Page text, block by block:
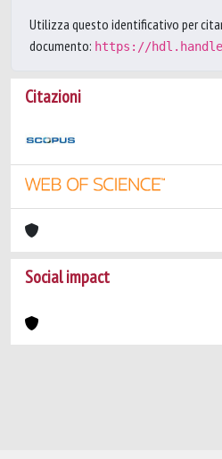
Utilizza questo identificativo per
documento: https://
Citazioni
Social impact